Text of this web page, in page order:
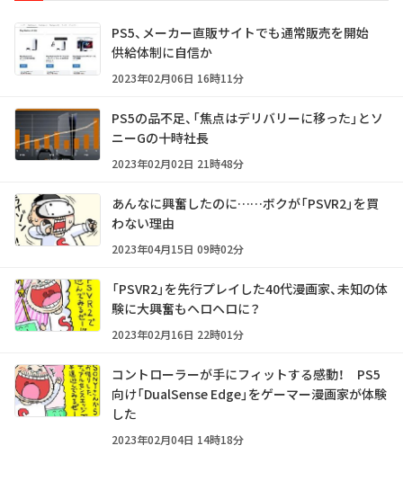
PS5、メーカー直販サイトでも通常販売を開始
供給体制に自信か
2023年02月06日 16時11分
PS5の品不足、「焦点はデリバリーに移った」とソ
ニーGの十時社長
2023年02月02日 21時48分
あんなに興奮したのに……ボクが「PSVR2」を買
わない理由
2023年04月15日 09時02分
「PSVR2」を先行プレイした40代漫画家、未知の体
験に大興奮もヘロヘロに？
2023年02月16日 22時01分
コントローラーが手にフィットする感動！ PS5
向け「DualSense Edge」をゲーマー漫画家が体験
した
2023年02月04日 14時18分